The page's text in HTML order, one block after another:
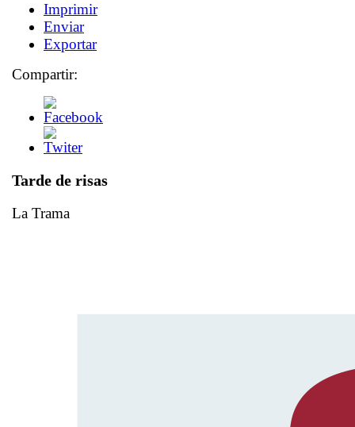
Imprimir
Enviar
Exportar
Compartir:
Tarde de risas
La Trama